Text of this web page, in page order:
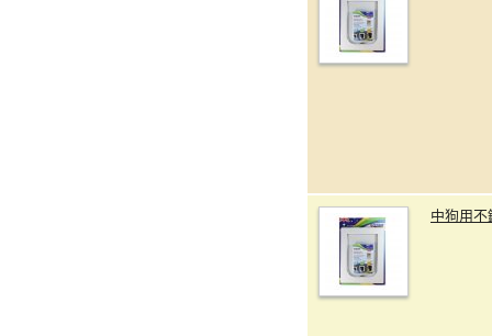
中狗用不